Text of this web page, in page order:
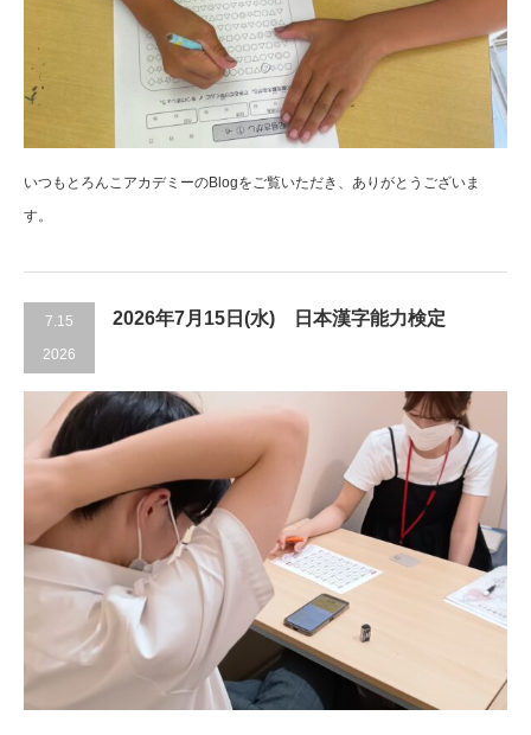
いつもとろんこアカデミーのBlogをご覧いただき、ありがとうございま
す。
7.15
2026
2026年7月15日(水) 日本漢字能力検定